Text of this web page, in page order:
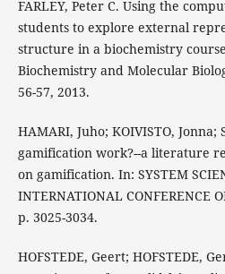
FARLEY, Peter C. Using the
students to explore external
structure in a biochemistry
Biochemistry and Molecular
56-57, 2013.
HAMARI, Juho; KOIVISTO, Jonna;
gamification work?--a literature
on gamification. In: SYSTEM
INTERNATIONAL CONFERENCE
p. 3025-3034.
HOFSTEDE, Geert; HOFSTEDE,